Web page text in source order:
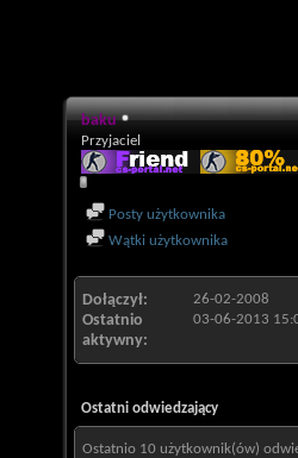
baku
Przyjaciel
Posty użytkownika
Wątki użytkownika
Dołączył 26-02-2008
Ostatnio
aktywny
03-06-2013
Ostatni odwiedzający
Ostatnio 10 użytkownik(ów)